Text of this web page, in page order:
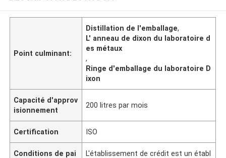
Point culminant:
Distillation de l'emballage,
L' anneau de dixon du laboratoire d
es métaux
,
Ringe d'emballage du laboratoire D
ixon
Capacité d'approv
isionnement
200 litres par mois
Certification ISO
Conditions de pai
L'établissement de crédit est un établ